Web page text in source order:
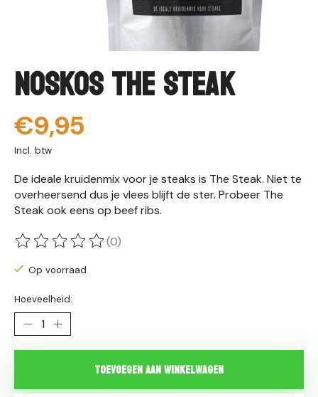
NOSKOS The Steak
€9,95
Incl. btw
De ideale kruidenmix voor je steaks is The Steak. Niet te
overheersend dus je vlees blijft de ster. Probeer The
Steak ook eens op beef ribs.
De beoordeling van dit product is
(0)
Op voorraad
Hoeveelheid:
Toevoegen aan winkelwagen